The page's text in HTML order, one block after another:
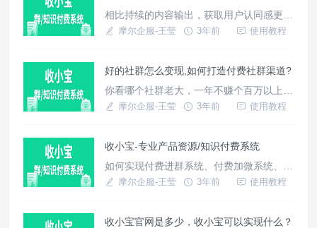
相比持续的内容输出，获取用户认同感更加
简单，但是单一的价值输出也容易引起疲
摩尔企服-王莹 3年前 使用教程
好的社群怎么变现,如何打造付费社群渠道?
你看哪个社群老大，一年不赚个百万以上，
一个训练营，一个项目培训，就有可能破百
一点水份。
摩尔企服-王莹 3年前 使用教程
收小宝-专业产品资源/知识付费系统
如何实现付费进群系统、付费加微系统、知
识付费系统、资源付费系统、商品购买系统
摩尔企服-王莹 3年前 使用教程
收小宝官网是多少，收小宝可以实现什么？